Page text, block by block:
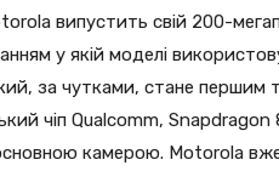
випустить свій 200-
у якій моделі
за чутками, стане
чіп Qualcomm, Snapdragon
камерою. Motorola